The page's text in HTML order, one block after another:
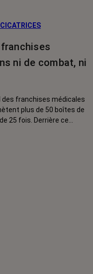
ni de combat, ni
des franchises médicales
plus de 50 boîtes de
25 fois. Derrière ce
touchées par un cancer,